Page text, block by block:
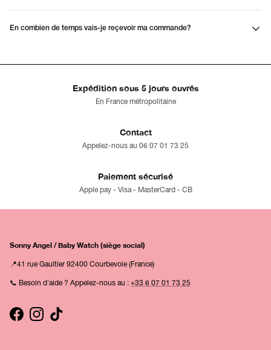
En combien de temps vais-je reçevoir ma commande?
Expédition sous 5 jours ouvrés
En France métropolitaine
Contact
Appelez-nous au 06 07 01 73 25
Paiement sécurisé
Apple pay - Visa - MasterCard - CB
Sonny Angel / Baby Watch (siège social)
📍41 rue Gaultier 92400 Courbevoie (France)
📞 Besoin d'aide ? Appelez-nous au : +33 6 07 01 73 25
Facebook
Instagram
TikTok